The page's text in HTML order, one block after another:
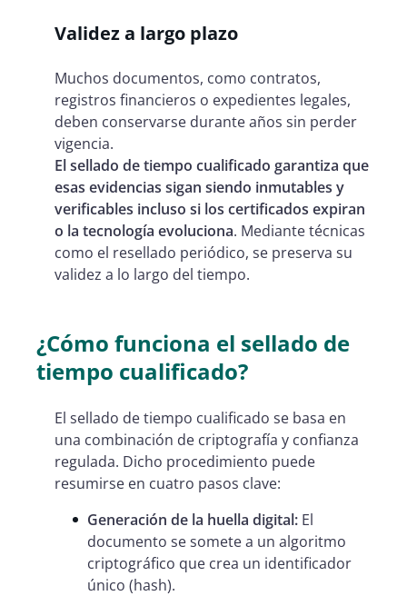
Validez a largo plazo
Muchos documentos, como contratos,
registros financieros o expedientes legales,
deben conservarse durante años sin perder
vigencia.
El sellado de tiempo cualificado garantiza que
esas evidencias sigan siendo inmutables y
verificables incluso si los certificados expiran
o la tecnología evoluciona. Mediante técnicas
como el resellado periódico, se preserva su
validez a lo largo del tiempo.
¿Cómo funciona el sellado de
tiempo cualificado?
El sellado de tiempo cualificado se basa en
una combinación de criptografía y confianza
regulada. Dicho procedimiento puede
resumirse en cuatro pasos clave:
Generación de la huella digital: El
documento se somete a un algoritmo
criptográfico que crea un identificador
único (hash).